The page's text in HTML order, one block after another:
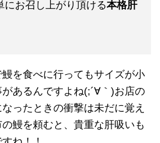
にお召し上がり頂ける本格肝
を食べに行ってもサイズが小
あるんですよね(;´∀｀)お店の
ったときの衝撃は未だに覚え
鰻を頼むと、貴重な肝吸いも